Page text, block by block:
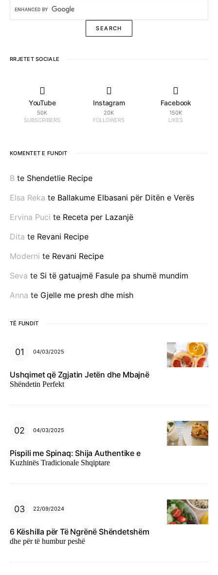
RRJETET SOCIALE
YouTube
50K
SUBSCRIBERS
Instagram
20K
FOLLOWERS
Facebook
150K
LIKES
KOMENTET E FUNDIT
B te Shendetlie Recipe
Elsa Reka te Ballakume Elbasani për Ditën e Verës
Ervina Puci te Receta per Lazanjë
Dita te Revani Recipe
Moderni te Revani Recipe
Seva te Si të gatuajmë Fasule pa shumë mundim
Anna te Gjelle me presh dhe mish
TË FUNDIT
04/03/2025
Ushqimet që Zgjatin Jetën dhe Mbajnë
Shëndetin Perfekt
04/03/2025
Pispili me Spinaq: Shija Authentike e
Kuzhinës Tradicionale Shqiptare
22/09/2024
6 Këshilla për Të Ngrënë Shëndetshëm
dhe për të humbur peshë